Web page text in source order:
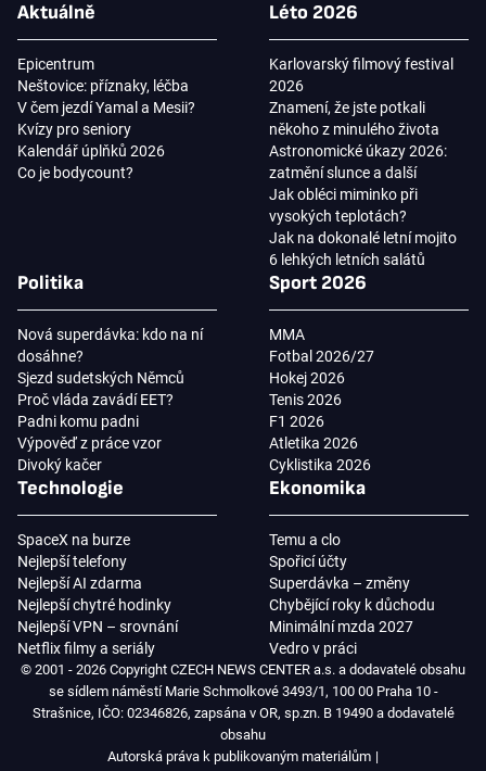
Aktuálně
Epicentrum
Neštovice: příznaky, léčba
V čem jezdí Yamal a Mesii?
Kvízy pro seniory
Kalendář úplňků 2026
Co je bodycount?
Léto 2026
Karlovarský filmový festival
2026
Znamení, že jste potkali
někoho z minulého života
Astronomické úkazy 2026:
zatmění slunce a další
Jak obléci miminko při
vysokých teplotách?
Jak na dokonalé letní mojito
6 lehkých letních salátů
Politika
Nová superdávka: kdo na ní
dosáhne?
Sjezd sudetských Němců
Proč vláda zavádí EET?
Padni komu padni
Výpověď z práce vzor
Divoký kačer
Sport 2026
MMA
Fotbal 2026/27
Hokej 2026
Tenis 2026
F1 2026
Atletika 2026
Cyklistika 2026
Technologie
SpaceX na burze
Nejlepší telefony
Nejlepší AI zdarma
Nejlepší chytré hodinky
Nejlepší VPN – srovnání
Netflix filmy a seriály
Ekonomika
Temu a clo
Spořicí účty
Superdávka – změny
Chybějící roky k důchodu
Minimální mzda 2027
Vedro v práci
© 2001 - 2026 Copyright CZECH NEWS CENTER a.s. a dodavatelé obsahu
se sídlem náměstí Marie Schmolkové 3493/1, 100 00 Praha 10 -
Strašnice, IČO: 02346826, zapsána v OR, sp.zn. B 19490 a dodavatelé
obsahu
Autorská práva k publikovaným materiálům